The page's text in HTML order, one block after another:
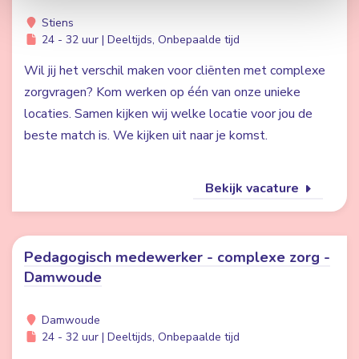
Stiens
24 - 32 uur | Deeltijds, Onbepaalde tijd
Wil jij het verschil maken voor cliënten met complexe
zorgvragen? Kom werken op één van onze unieke
locaties. Samen kijken wij welke locatie voor jou de
beste match is. We kijken uit naar je komst.
Bekijk vacature
Pedagogisch medewerker - complexe zorg -
Damwoude
Damwoude
24 - 32 uur | Deeltijds, Onbepaalde tijd